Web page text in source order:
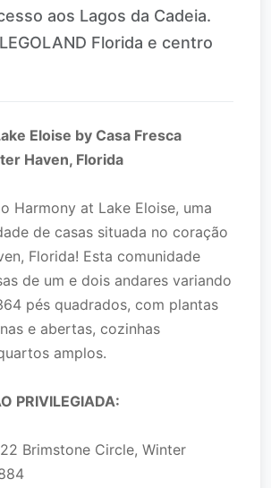
aos Lagos da Cadeia.
Florida e centro
Eloise by Casa Fresca
Haven, Florida
Harmony at Lake Eloise, uma
de casas situada no coração
Florida! Esta comunidade
de um e dois andares variando
pés quadrados, com plantas
e abertas, cozinhas
amplos.
PRIVILEGIADA:
Brimstone Circle, Winter